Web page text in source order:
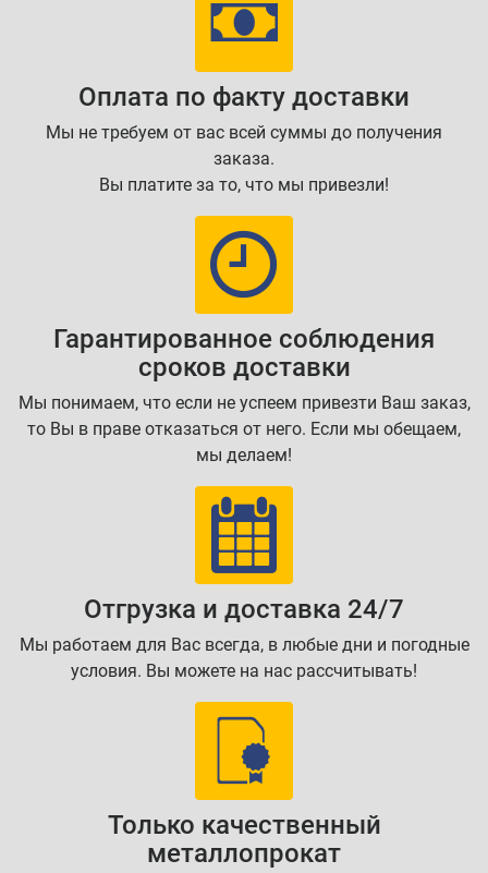
Оплата по факту доставки
Мы не требуем от вас всей суммы до получения
заказа.
Вы платите за то, что мы привезли!
Гарантированное соблюдения
сроков доставки
Мы понимаем, что если не успеем привезти Ваш заказ,
то Вы в праве отказаться от него. Если мы обещаем,
мы делаем!
Отгрузка и доставка 24/7
Мы работаем для Вас всегда, в любые дни и погодные
условия. Вы можете на нас рассчитывать!
Только качественный
металлопрокат